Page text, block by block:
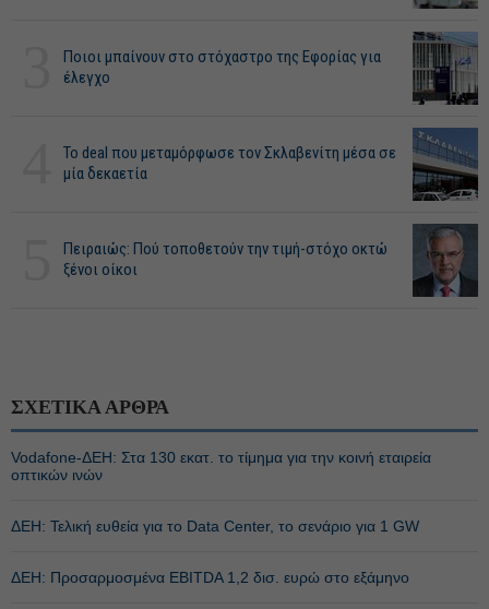
Ποιοι μπαίνουν στο στόχαστρο της Εφορίας για
έλεγχο
Το deal που μεταμόρφωσε τον Σκλαβενίτη μέσα σε
μία δεκαετία
Πειραιώς: Πού τοποθετούν την τιμή-στόχο οκτώ
ξένοι οίκοι
ΣΧΕΤΙΚΑ ΑΡΘΡΑ
Vodafone-ΔΕΗ: Στα 130 εκατ. το τίμημα για την κοινή εταιρεία
οπτικών ινών
ΔΕΗ: Τελική ευθεία για το Data Center, το σενάριο για 1 GW
ΔΕΗ: Προσαρμοσμένα EBITDA 1,2 δισ. ευρώ στο εξάμηνο